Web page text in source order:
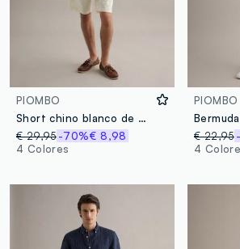
PIOMBO
Short chino blanco de algodón elástico, corte regular
€ 29,95-70%€ 8,98
4 Colores
PIOMBO
€ 22,95
4